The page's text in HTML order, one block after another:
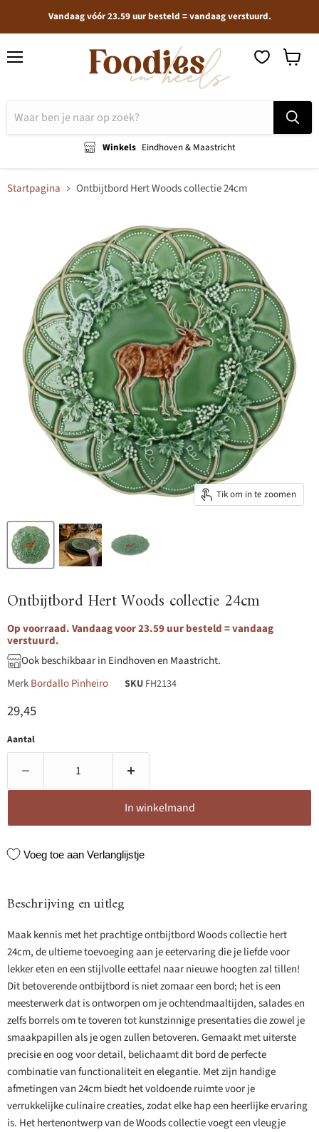
Vandaag vóór 23.59 uur besteld = vandaag verstuurd.
Winkels Eindhoven & Maastricht
Startpagina Ontbijtbord Hert Woods collectie 24cm
Tik om in te zoomen
Ontbijtbord Hert Woods collectie 24cm
Op voorraad. Vandaag voor 23.59 uur besteld = vandaag
verstuurd.
Ook beschikbaar in Eindhoven en Maastricht.
MerkBordallo Pinheiro SKU FH2134
Huidige prijs
29,45
Aantal
In winkelmand
Voeg toe aan Verlanglijstje
Beschrijving en uitleg
Maak kennis met het prachtige ontbijtbord Woods collectie hert
24cm, de ultieme toevoeging aan je eetervaring die je liefde voor
lekker eten en een stijlvolle eettafel naar nieuwe hoogten zal tillen!
Dit betoverende ontbijtbord is niet zomaar een bord; het is een
meesterwerk dat is ontworpen om je ochtendmaaltijden, salades en
zelfs borrels om te toveren tot kunstzinnige presentaties die zowel je
smaakpapillen als je ogen zullen betoveren. Gemaakt met uiterste
precisie en oog voor detail, belichaamt dit bord de perfecte
combinatie van functionaliteit en elegantie. Met zijn handige
afmetingen van 24cm biedt het voldoende ruimte voor je
verrukkelijke culinaire creaties, zodat elke hap een heerlijke ervaring
is. Het hertenontwerp van de Woods collectie voegt een vleugje